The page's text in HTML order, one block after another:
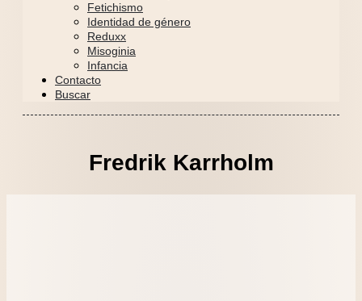
Fetichismo
Identidad de género
Reduxx
Misoginia
Infancia
Contacto
Buscar
Fredrik Karrholm